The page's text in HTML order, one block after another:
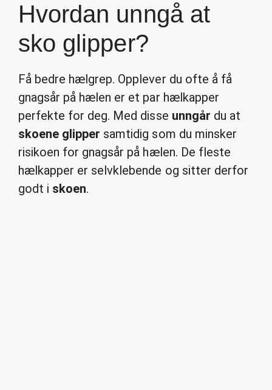
Hvordan unngå at
sko glipper?
Få bedre hælgrep. Opplever du ofte å få
gnagsår på hælen er et par hælkapper
perfekte for deg. Med disse unngår du at
skoene glipper samtidig som du minsker
risikoen for gnagsår på hælen. De fleste
hælkapper er selvklebende og sitter derfor
godt i skoen.